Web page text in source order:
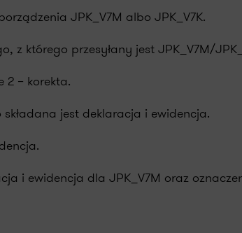
JPK_V7M albo JPK_V7K.
z którego przesyłany jest JPK_V7M/
2 – korekta.
jest deklaracja i ewidencja.
i ewidencja dla JPK_V7M oraz